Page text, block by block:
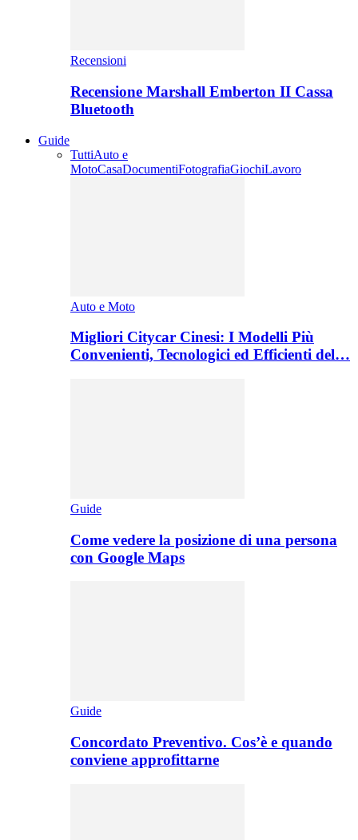
Recensioni
Recensione Marshall Emberton II Cassa
Bluetooth
Guide
TuttiAuto e
MotoCasaDocumentiFotografiaGiochiLavoro
Auto e Moto
Migliori Citycar Cinesi: I Modelli Più
Convenienti, Tecnologici ed Efficienti del…
Guide
Come vedere la posizione di una persona
con Google Maps
Guide
Concordato Preventivo. Cos’è e quando
conviene approfittarne